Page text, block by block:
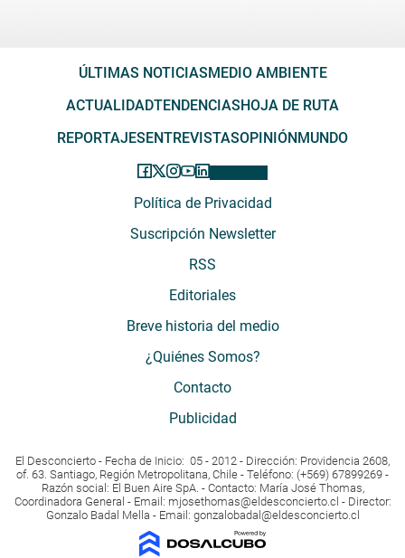
ÚLTIMAS NOTICIASMEDIO AMBIENTE
ACTUALIDADTENDENCIASHOJA DE RUTA
REPORTAJESENTREVISTASOPINIÓNMUNDO
Política de Privacidad
Suscripción Newsletter
RSS
Editoriales
Breve historia del medio
¿Quiénes Somos?
Contacto
Publicidad
El Desconcierto - Fecha de Inicio: 05 - 2012 - Dirección: Providencia 2608,
of. 63. Santiago, Región Metropolitana, Chile - Teléfono: (+569) 67899269 -
Razón social: El Buen Aire SpA. - Contacto: María José Thomas,
Coordinadora General - Email: mjosethomas@eldesconcierto.cl - Director:
Gonzalo Badal Mella - Email: gonzalobadal@eldesconcierto.cl